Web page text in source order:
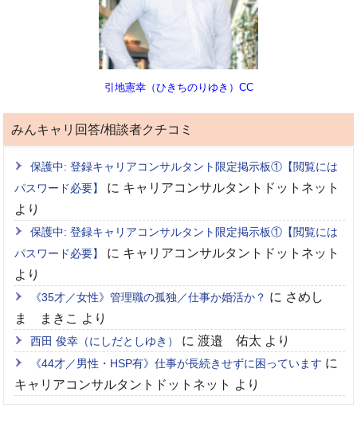
引地憲幸（ひきちのりゆき）CC
みんキャリ回答/相談者クチコミ
保護中: 登録キャリアコンサルタント限定掲示板①【閲覧には
パスワード必要】
に キャリアコンサルタントドットネット
より
保護中: 登録キャリアコンサルタント限定掲示板①【閲覧には
パスワード必要】
に キャリアコンサルタントドットネット
より
《35才／女性》管理職の孤独／仕事か婚活か？ に さめし
ま まきこ より
西田 俊幸（にしだとしゆき） に渡邉 佑太 より
《44才／男性・HSP有》仕事が長続きせずに困っています に
キャリアコンサルタントドットネット より